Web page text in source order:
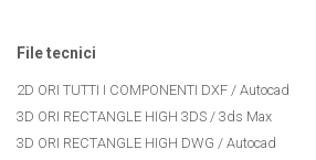
File tecnici
2D ORI TUTTI I COMPONENTI DXF / Autocad
3D ORI RECTANGLE HIGH 3DS / 3ds Max
3D ORI RECTANGLE HIGH DWG / Autocad